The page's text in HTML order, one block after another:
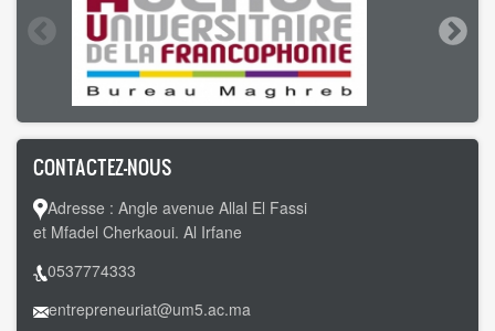
CONTACTEZ-NOUS
Adresse : Angle avenue Allal El Fassi
et Mfadel Cherkaoui. Al Irfane
0537774333
entrepreneuriat@um5.ac.ma